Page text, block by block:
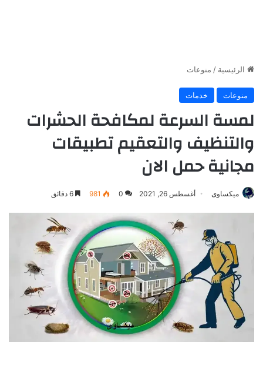
الرئيسية / منوعات
منوعات خدمات
لمسة السرعة لمكافحة الحشرات
والتنظيف والتعقيم تطبيقات
مجانية حمل الان
ميكساوى أغسطس 26, 2021 0
981